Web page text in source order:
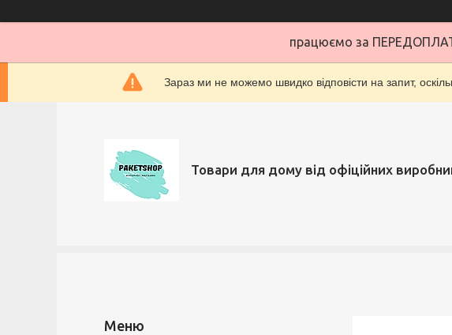
працюємо за
Зараз ми не можемо швидко відповісти на запит,
Товари для дому від офіційних